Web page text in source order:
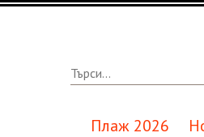
Плаж 2026